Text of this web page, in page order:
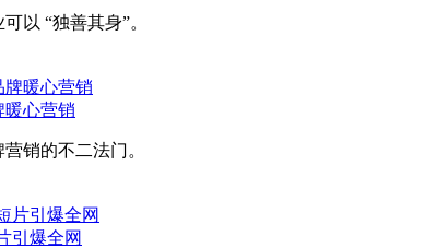
以 “独善其身”。
暖心营销
销的不二法门。
引爆全网